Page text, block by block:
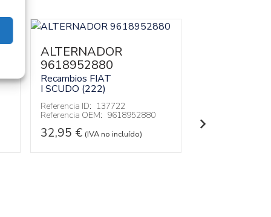
ALTERNADOR
9618952880
Recambios FIAT
I SCUDO (222)
Referencia ID: 137722
Referencia OEM: 9618952880
32,95 € (IVA no incluído) 52,95